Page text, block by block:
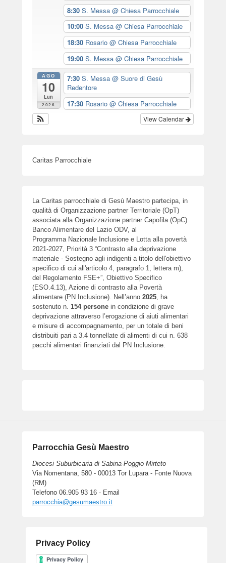
8:30 S. Messa @ Chiesa Parrocchiale
10:00 S. Messa @ Chiesa Parrocchiale
18:30 Rosario @ Chiesa Parrocchiale
19:00 S. Messa @ Chiesa Parrocchiale
AGO
10
Lun
2026
7:30 S. Messa @ Suore di Gesù
Redentore
17:30 Rosario @ Chiesa Parrocchiale
View Calendar
Caritas Parrocchiale
La Caritas parrocchiale di Gesù Maestro partecipa, in
qualità di Organizzazione partner Territoriale (OpT)
associata alla Organizzazione partner Capofila (OpC)
Banco Alimentare del Lazio ODV, al
Programma Nazionale Inclusione e Lotta alla povertà
2021-2027, Priorità 3 “Contrasto alla deprivazione
materiale - Sostegno agli indigenti a titolo dell'obiettivo
specifico di cui all'articolo 4, paragrafo 1, lettera m),
del Regolamento FSE+”, Obiettivo Specifico
(ESO.4.13), Azione di contrasto alla Povertà
alimentare (PN Inclusione). Nell’anno 2025 , ha
sostenuto n. 154 persone in condizione di grave
deprivazione attraverso l’erogazione di aiuti alimentari
e misure di accompagnamento, per un totale di beni
distribuiti pari a 3.4 tonnellate di alimenti di cui n. 638
pacchi alimentari finanziati dal PN Inclusione.
Parrocchia Gesù Maestro
Diocesi Suburbicaria di Sabina-Poggio Mirteto
Via Nomentana, 580 - 00013 Tor Lupara - Fonte Nuova
(RM)
Telefono 06.905 93 16 - Email
parrocchia@gesumaestro.it
Privacy Policy